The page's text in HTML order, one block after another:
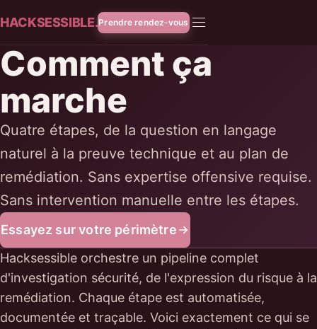
HACKSESSIBLE.Prendre rendez-vous
Comment ça
marche
Quatre étapes, de la question en langage
naturel à la preuve technique et au plan de
remédiation. Sans expertise offensive requise.
Sans intervention manuelle entre les étapes.
Essayez sur votre périmètre
Hacksessible orchestre un pipeline complet
d'investigation sécurité, de l'expression du risque à la
remédiation. Chaque étape est automatisée,
documentée et traçable. Voici exactement ce qui se